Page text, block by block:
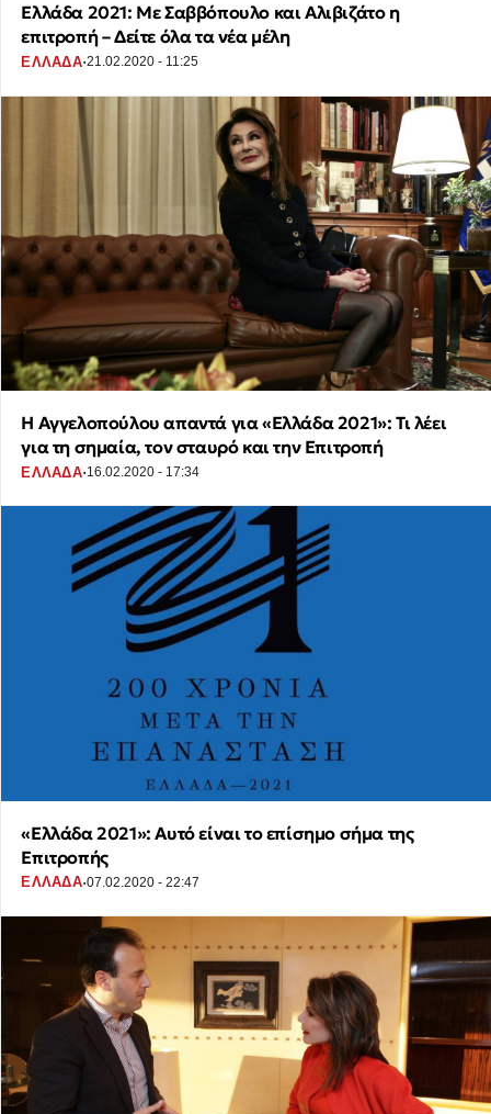
Ελλάδα 2021: Με Σαββόπουλο και Αλιβιζάτο η
επιτροπή – Δείτε όλα τα νέα μέλη
ΕΛΛΑΔΑ·21.02.2020 - 11:25
Η Αγγελοπούλου απαντά για «Ελλάδα 2021»: Τι λέει
για τη σημαία, τον σταυρό και την Επιτροπή
ΕΛΛΑΔΑ·16.02.2020 - 17:34
«Ελλάδα 2021»: Αυτό είναι το επίσημο σήμα της
Επιτροπής
ΕΛΛΑΔΑ·07.02.2020 - 22:47